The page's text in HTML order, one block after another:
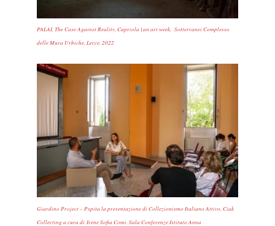
PALAI, The Case Against Reality, Capriola | an art week, Sotterranei Complesso
delle Mura Urbiche, Lecce, 2022
Giardino Project – Pspita la presentazione di Collezionismo Italiano Attivo, Ciak
Collecting a cura di Irene Sofia Comi. Sala Conferenze Istituto Anna